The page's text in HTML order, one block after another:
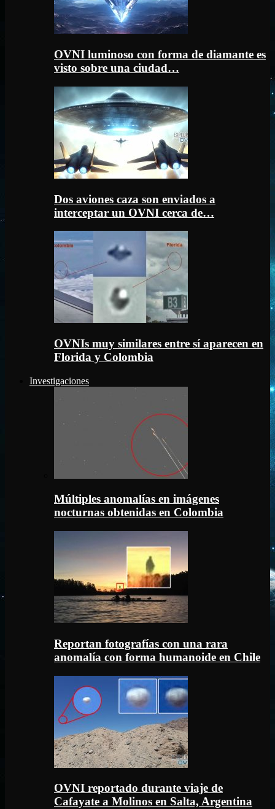
OVNI luminoso con forma de diamante es
visto sobre una ciudad…
Dos aviones caza son enviados a
interceptar un OVNI cerca de…
OVNIs muy similares entre sí aparecen en
Florida y Colombia
Investigaciones
Múltiples anomalías en imágenes
nocturnas obtenidas en Colombia
Reportan fotografías con una rara
anomalía con forma humanoide en Chile
OVNI reportado durante viaje de
Cafayate a Molinos en Salta, Argentina